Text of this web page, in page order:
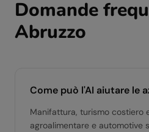
Domande
Abruzzo
Come può l'AI aiutare le
Manifattura, turismo costiero
agroalimentare e automotive